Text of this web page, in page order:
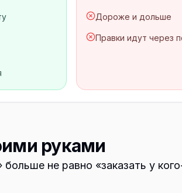
Дороже и дольше
Правки идут через
руками
не равно «заказать у